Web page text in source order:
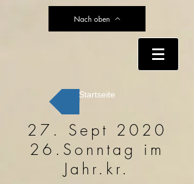
Nach oben
Startseite
27. Sept 2020
26.Sonntag im
Jahr.kr.